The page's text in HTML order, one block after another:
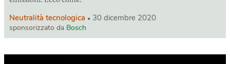
Neutralità tecnologica 30 dicembre 2020
sponsorizzato da Bosch